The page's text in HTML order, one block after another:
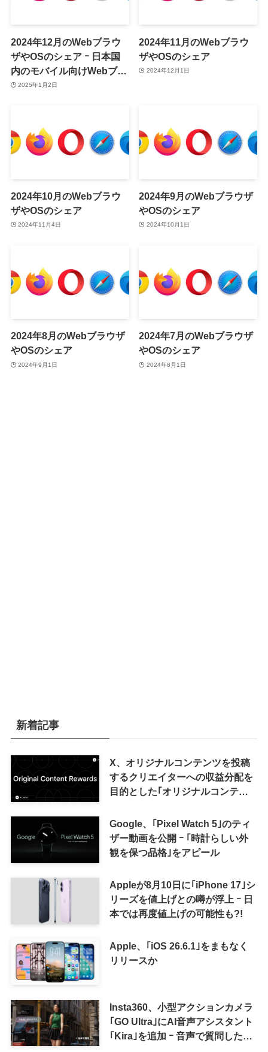
2024年12月のWebブラウ
ザやOSのシェア ｰ 日本国
内のモバイル向けWebブラ
ウザのシェアで｢Chrome｣
2025年1月2日
2024年11月のWebブラウ
ザやOSのシェア
2024年12月1日
2024年10月のWebブラウ
ザやOSのシェア
2024年11月4日
2024年9月のWebブラウザ
やOSのシェア
2024年10月1日
2024年8月のWebブラウザ
やOSのシェア
2024年9月1日
2024年7月のWebブラウザ
やOSのシェア
2024年8月1日
新着記事
X、オリジナルコンテンツを投稿
するクリエイターへの収益分配を
目的とした｢オリジナルコンテン
来の｢収益分配｣は廃止
Google、｢Pixel Watch 5｣のティ
ザー動画を公開 ｰ ｢時計らしい外
観を保つ品格｣をアピール
Appleが8月10日に｢iPhone 17｣シ
リーズを値上げとの噂が浮上 ｰ 日
本では再度値上げの可能性も?!
Apple、｢iOS 26.6.1｣をまもなく
リリースか
Insta360、小型アクションカメラ
｢GO Ultra｣にAI音声アシスタント
｢Kira｣を追加 ｰ 音声で質問した